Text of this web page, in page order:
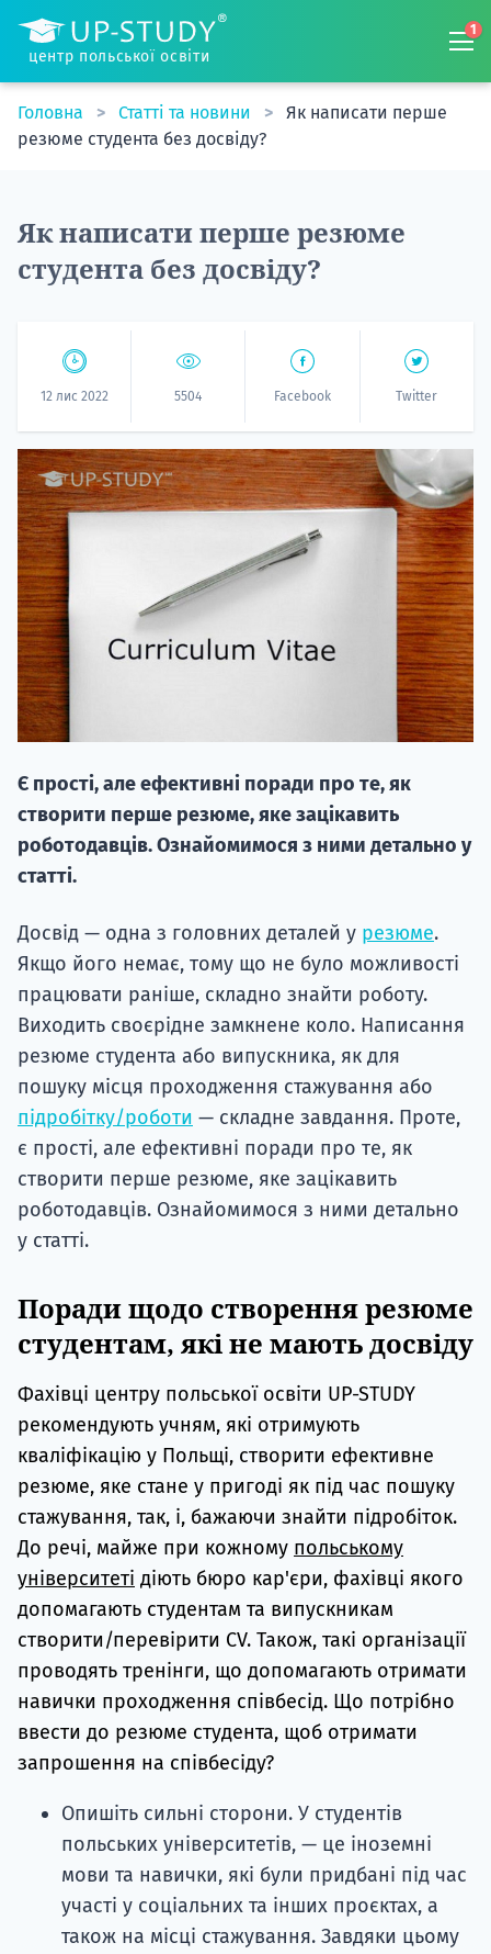
центр польської освіти
1
Головна Статті та новини
Як написати перше
резюме студента без досвіду?
Як написати перше резюме
студента без досвіду?
12 лис 2022 5504 Facebook Twitter
Є прості, але ефективні поради про те, як
створити перше резюме, яке зацікавить
роботодавців. Ознайомимося з ними детально у
статті.
Досвід — одна з головних деталей у резюме.
Якщо його немає, тому що не було можливості
працювати раніше, складно знайти роботу.
Виходить своєрідне замкнене коло. Написання
резюме студента або випускника, як для
пошуку місця проходження стажування або
підробітку/роботи — складне завдання. Проте,
є прості, але ефективні поради про те, як
створити перше резюме, яке зацікавить
роботодавців. Ознайомимося з ними детально
у статті.
Поради щодо створення резюме
студентам, які не мають досвіду
Фахівці центру польської освіти UP-STUDY
рекомендують учням, які отримують
кваліфікацію у Польщі, створити ефективне
резюме, яке стане у пригоді як під час пошуку
стажування, так, і, бажаючи знайти підробіток.
До речі, майже при кожному польському
університеті діють бюро кар'єри, фахівці якого
допомагають студентам та випускникам
створити/перевірити CV. Також, такі організації
проводять тренінги, що допомагають отримати
навички проходження співбесід. Що потрібно
ввести до резюме студента, щоб отримати
запрошення на співбесіду?
Опишіть сильні сторони. У студентів
польських університетів, — це іноземні
мови та навички, які були придбані під час
участі у соціальних та інших проєктах, а
також на місці стажування. Завдяки цьому
20.09
"Навчання
вступ на